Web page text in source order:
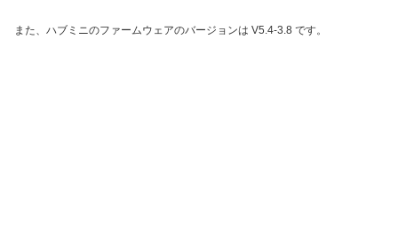
また、ハブミニのファームウェアのバージョンは V5.4-3.8 です。